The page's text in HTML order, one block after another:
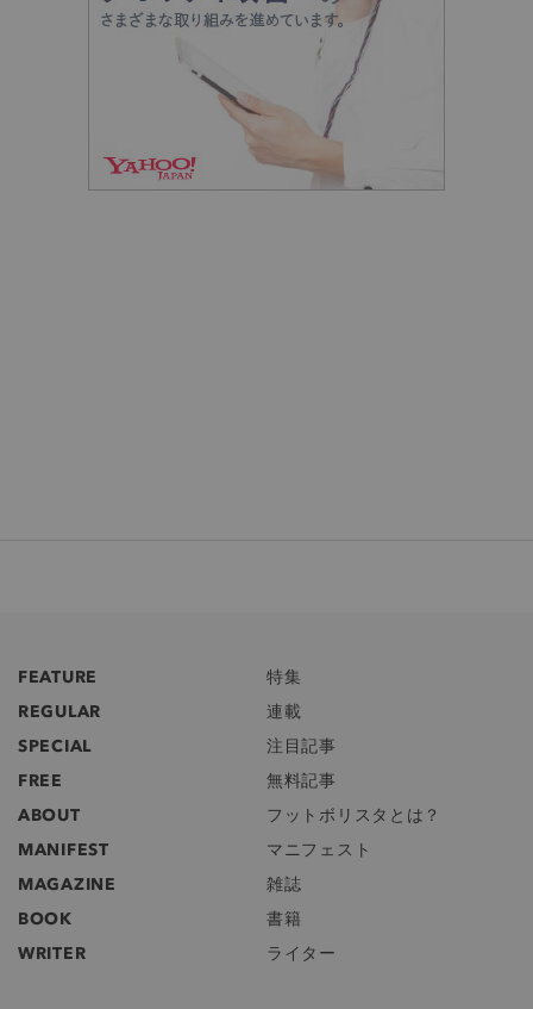
FEATURE
特集
REGULAR
連載
SPECIAL
注目記事
FREE
無料記事
ABOUT
フットボリスタとは？
MANIFEST
マニフェスト
MAGAZINE
雑誌
BOOK
書籍
WRITER
ライター